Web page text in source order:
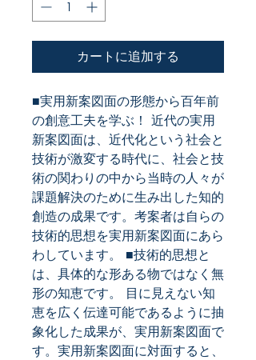
カートに追加する
■実用新案図面の形態から百年前
の創意工夫を学ぶ！ 近代の実用
新案図面は、近代化という社会と
技術が激変する時代に、社会と技
術の関わりの中から当時の人々が
課題解決のために生み出した知的
創造の成果です。考案者は自らの
技術的思想を実用新案図面にあら
わしています。 ■技術的思想と
は、具体的な形ある物ではなく無
形の知恵です。 目に見えない知
恵を広く伝達可能であるように抽
象化した成果が、実用新案図面で
す。実用新案図面に対面すると、